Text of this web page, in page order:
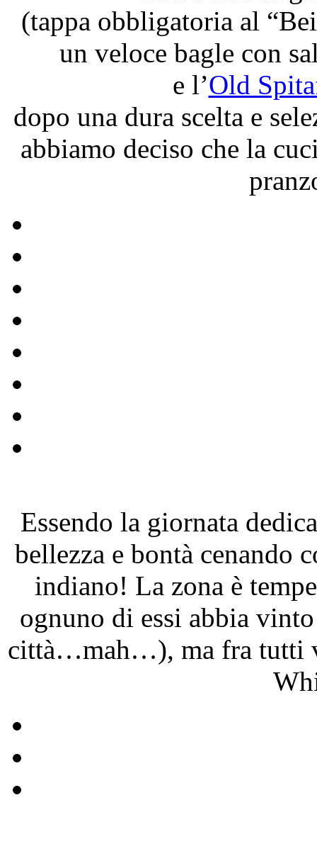
(tappa obbligatoria al
un veloce bagle con
e l’Old
dopo una dura scelta e
abbiamo deciso che la
Essendo la giornata
bellezza e bontà cenando
indiano! La zona è
ognuno di essi abbia
città…mah…), ma fra tutti